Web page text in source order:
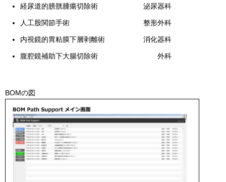
経尿道的膀胱腫瘍切除術 泌尿器科
人工股関節手術 整形外科
内視鏡的胃粘膜下層剥離術 消化器科
腹腔鏡補助下大腸切除術 外科
BOMの図